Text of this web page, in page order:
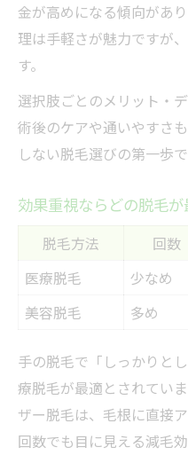
金が高めになる傾向があ
理は手軽さが魅力ですが
す。
選択肢ごとのメリット・
術後のケアや通いやすさ
しない脱毛選びの第一歩で
効果重視ならどの脱毛
脱毛方法 回数
医療脱毛
少なめ
美容脱毛
多め
手の脱毛で「しっかりと
療脱毛が最適とされてい
ザー脱毛は、毛根に直接
回数でも目に見える減毛